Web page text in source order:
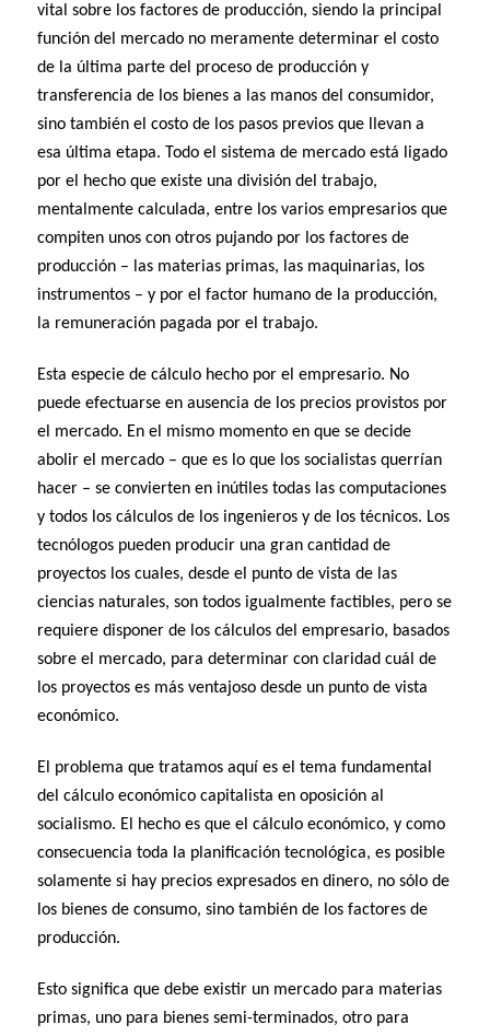
vital sobre los factores de producción, siendo la principal
función del mercado no meramente determinar el costo
de la última parte del proceso de producción y
transferencia de los bienes a las manos del consumidor,
sino también el costo de los pasos previos que llevan a
esa última etapa. Todo el sistema de mercado está ligado
por el hecho que existe una división del trabajo,
mentalmente calculada, entre los varios empresarios que
compiten unos con otros pujando por los factores de
producción – las materias primas, las maquinarias, los
instrumentos – y por el factor humano de la producción,
la remuneración pagada por el trabajo.
Esta especie de cálculo hecho por el empresario. No
puede efectuarse en ausencia de los precios provistos por
el mercado. En el mismo momento en que se decide
abolir el mercado – que es lo que los socialistas querrían
hacer – se convierten en inútiles todas las computaciones
y todos los cálculos de los ingenieros y de los técnicos. Los
tecnólogos pueden producir una gran cantidad de
proyectos los cuales, desde el punto de vista de las
ciencias naturales, son todos igualmente factibles, pero se
requiere disponer de los cálculos del empresario, basados
sobre el mercado, para determinar con claridad cuál de
los proyectos es más ventajoso desde un punto de vista
económico.
El problema que tratamos aquí es el tema fundamental
del cálculo económico capitalista en oposición al
socialismo. El hecho es que el cálculo económico, y como
consecuencia toda la planificación tecnológica, es posible
solamente si hay precios expresados en dinero, no sólo de
los bienes de consumo, sino también de los factores de
producción.
Esto significa que debe existir un mercado para materias
primas, uno para bienes semi-terminados, otro para